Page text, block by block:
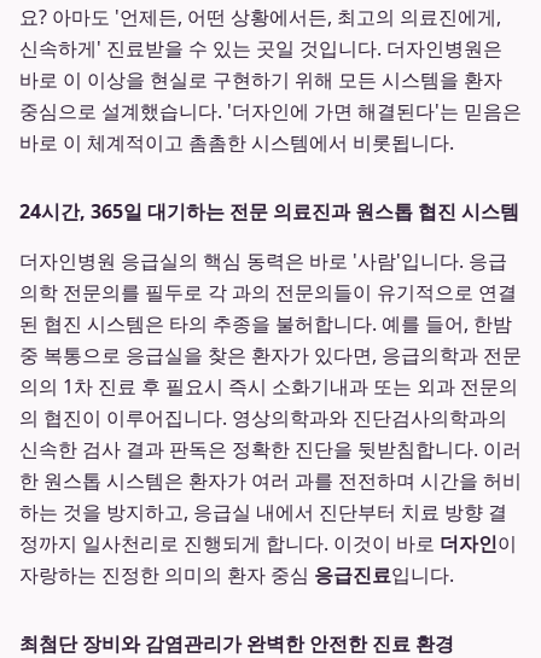
요? 아마도 '언제든, 어떤 상황에서든, 최고의 의료진에게,
신속하게' 진료받을 수 있는 곳일 것입니다. 더자인병원은
바로 이 이상을 현실로 구현하기 위해 모든 시스템을 환자
중심으로 설계했습니다. '더자인에 가면 해결된다'는 믿음은
바로 이 체계적이고 촘촘한 시스템에서 비롯됩니다.
24시간, 365일 대기하는 전문 의료진과 원스톱 협진 시스템
더자인병원 응급실의 핵심 동력은 바로 '사람'입니다. 응급
의학 전문의를 필두로 각 과의 전문의들이 유기적으로 연결
된 협진 시스템은 타의 추종을 불허합니다. 예를 들어, 한밤
중 복통으로 응급실을 찾은 환자가 있다면, 응급의학과 전문
의의 1차 진료 후 필요시 즉시 소화기내과 또는 외과 전문의
의 협진이 이루어집니다. 영상의학과와 진단검사의학과의
신속한 검사 결과 판독은 정확한 진단을 뒷받침합니다. 이러
한 원스톱 시스템은 환자가 여러 과를 전전하며 시간을 허비
하는 것을 방지하고, 응급실 내에서 진단부터 치료 방향 결
정까지 일사천리로 진행되게 합니다. 이것이 바로 더자인이
자랑하는 진정한 의미의 환자 중심 응급진료입니다.
최첨단 장비와 감염관리가 완벽한 안전한 진료 환경